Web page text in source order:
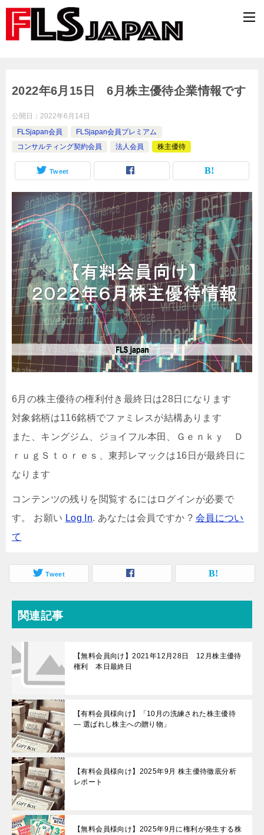
2022年6月15日 6月株主優待企業情報です
公開日： 2022年6月14日
FLSjapan会員
FLSjapan会員プレミアム
コンサルティング契約会員
法人会員 株主優待
Tweet
6月の株主優待の権利付き最終日は28日になります
対象銘柄は116銘柄でファミレスが結構あります
また、キングジム、ジョイフル本田、Ｇｅｎｋｙ Ｄ
ｒｕｇＳｔｏｒｅｓ、東邦レマックは16日が最終日に
なります
コンテンツの残りを閲覧するにはログインが必要で
す。 お願い Log In. あなたは会員ですか ? 会員につい
て
Tweet
関連記事
【無料会員向け】2021年12月28日 12月株主優待
権利 本日最終日
【有料会員様向け】「10月の洗練された株主優待
— 選ばれし株主への贈り物」
【有料会員様向け】2025年9月 株主優待徹底分析
レポート
【無料会員様向け】2025年9月に権利が発生する株